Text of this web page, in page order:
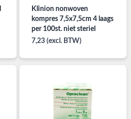
Klinion nonwoven
kompres 7,5x7,5cm 4 laags
per 100st. niet steriel
7,23 (excl. BTW)